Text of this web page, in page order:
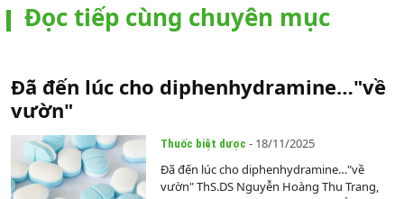
Đọc tiếp cùng chuyên mục
Đã đến lúc cho diphenhydramine…"về
vườn"
Thuốc biệt dược - 18/11/2025
Đã đến lúc cho diphenhydramine…"về
vườn" ThS.DS Nguyễn Hoàng Thu Trang,